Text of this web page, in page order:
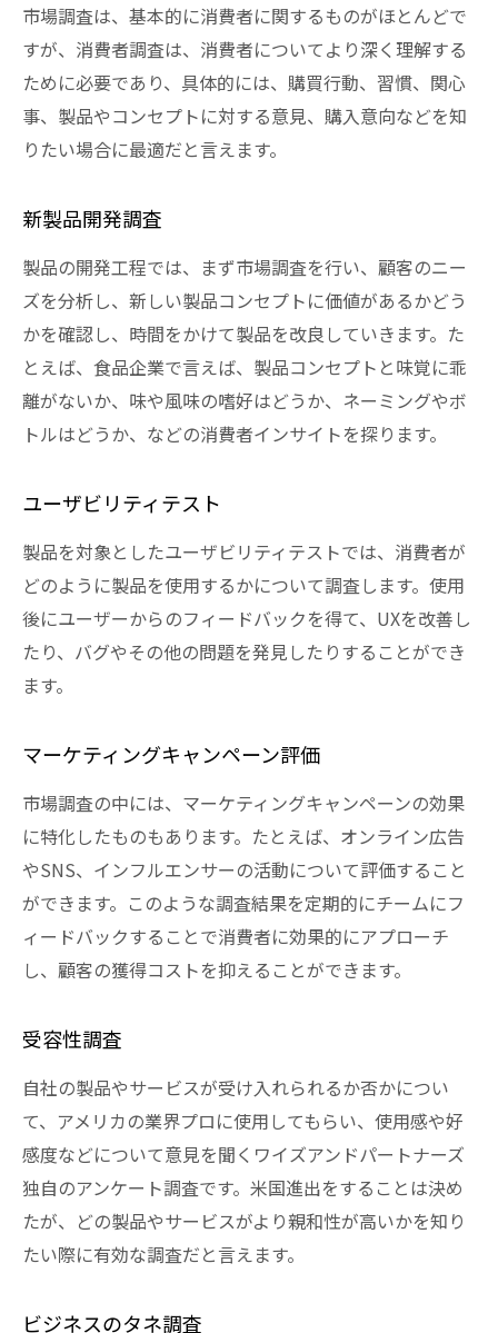
市場調査は、基本的に消費者に関するものがほとんどで
すが、消費者調査は、消費者についてより深く理解する
ために必要であり、具体的には、購買行動、習慣、関心
事、製品やコンセプトに対する意見、購入意向などを知
りたい場合に最適だと言えます。
新製品開発調査
製品の開発工程では、まず市場調査を行い、顧客のニー
ズを分析し、新しい製品コンセプトに価値があるかどう
かを確認し、時間をかけて製品を改良していきます。た
とえば、食品企業で言えば、製品コンセプトと味覚に乖
離がないか、味や風味の嗜好はどうか、ネーミングやボ
トルはどうか、などの消費者インサイトを探ります。
ユーザビリティテスト
製品を対象としたユーザビリティテストでは、消費者が
どのように製品を使用するかについて調査します。使用
後にユーザーからのフィードバックを得て、UXを改善し
たり、バグやその他の問題を発見したりすることができ
ます。
マーケティングキャンペーン評価
市場調査の中には、マーケティングキャンペーンの効果
に特化したものもあります。たとえば、オンライン広告
やSNS、インフルエンサーの活動について評価すること
ができます。このような調査結果を定期的にチームにフ
ィードバックすることで消費者に効果的にアプローチ
し、顧客の獲得コストを抑えることができます。
受容性調査
自社の製品やサービスが受け入れられるか否かについ
て、アメリカの業界プロに使用してもらい、使用感や好
感度などについて意見を聞くワイズアンドパートナーズ
独自のアンケート調査です。米国進出をすることは決め
たが、どの製品やサービスがより親和性が高いかを知り
たい際に有効な調査だと言えます。
ビジネスのタネ調査